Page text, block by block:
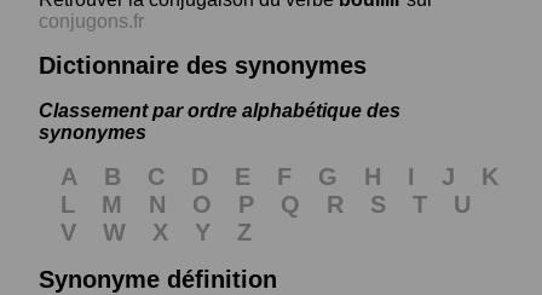
conjugons.fr
Dictionnaire des synonymes
Classement par ordre alphabétique des
synonymes
A B C D E F G H I J
K
L
M N O P Q R S T
U
V
W X Y
Z
Synonyme définition